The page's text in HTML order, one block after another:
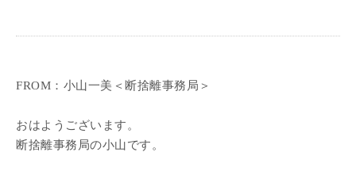
FROM：小山一美＜断捨離事務局＞
おはようございます。
断捨離事務局の小山です。